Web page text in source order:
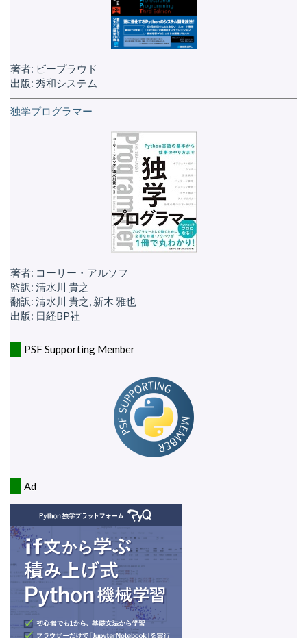
著者: ビープラウド
出版: 秀和システム
独学プログラマー
著者: コーリー・アルソフ
監訳: 清水川 貴之
翻訳: 清水川 貴之, 新木 雅也
出版: 日経BP社
PSF Supporting Member
Ad